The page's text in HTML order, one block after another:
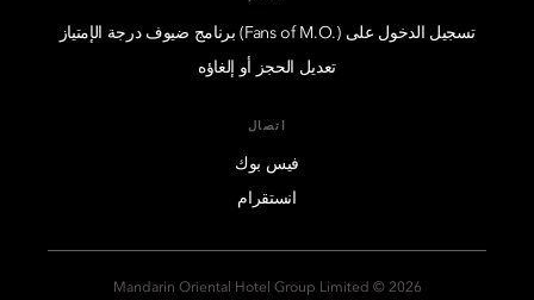
تسجيل الدخول على (.Fans of M.O) برنامج ضيوف درجة الإمتياز
تعديل الحجز أو إلغاؤه
اتصال
فيس بوك
انستقرام
2026 © Mandarin Oriental Hotel Group Limited